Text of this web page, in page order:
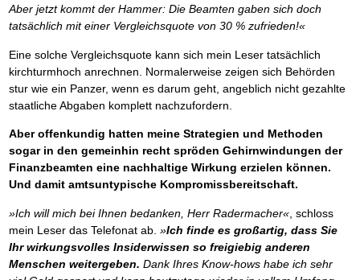
Aber jetzt kommt der Hammer: Die Beamten gaben sich doch
tatsächlich mit einer Vergleichsquote von 30 % zufrieden!«
Eine solche Vergleichsquote kann sich mein Leser tatsächlich
kirchturmhoch anrechnen. Normalerweise zeigen sich Behörden
stur wie ein Panzer, wenn es darum geht, angeblich nicht gezahlte
staatliche Abgaben komplett nachzufordern.
Aber offenkundig hatten meine Strategien und Methoden
sogar in den gemeinhin recht spröden Gehirnwindungen der
Finanzbeamten eine nachhaltige Wirkung erzielen können.
Und damit amtsuntypische Kompromissbereitschaft.
»Ich will mich bei Ihnen bedanken, Herr Radermacher«, schloss
mein Leser das Telefonat ab. »Ich finde es großartig, dass Sie
Ihr wirkungsvolles Insiderwissen so freigiebig anderen
Menschen weitergeben. Dank Ihres Know-hows habe ich sehr